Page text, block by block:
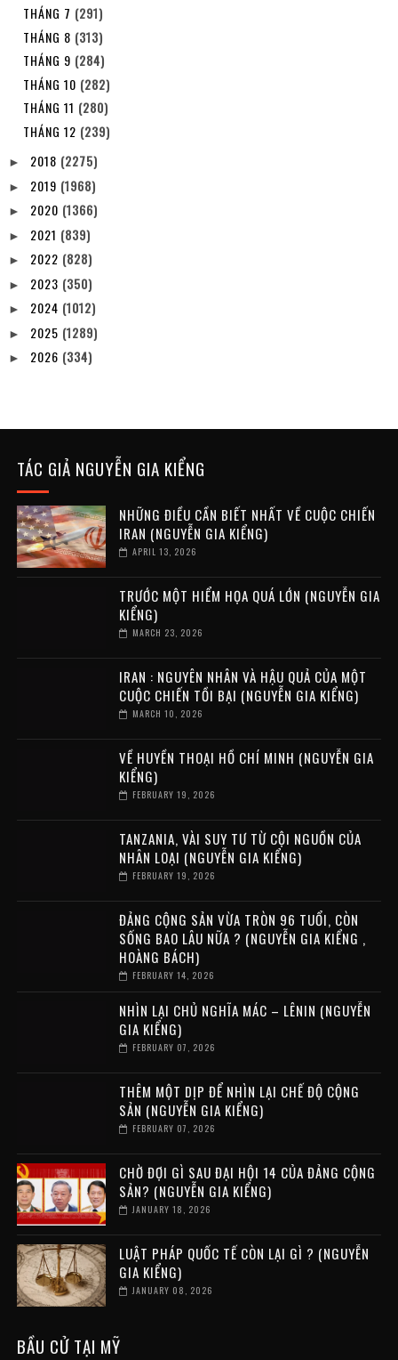
THÁNG 7 (291)
THÁNG 8 (313)
THÁNG 9 (284)
THÁNG 10 (282)
THÁNG 11 (280)
THÁNG 12 (239)
► 2018 (2275)
► 2019 (1968)
► 2020 (1366)
► 2021 (839)
► 2022 (828)
► 2023 (350)
► 2024 (1012)
► 2025 (1289)
► 2026 (334)
TÁC GIẢ NGUYỄN GIA KIỂNG
NHỮNG ĐIỀU CẦN BIẾT NHẤT VỀ CUỘC CHIẾN
IRAN (NGUYỄN GIA KIỂNG)
APRIL 13, 2026
TRƯỚC MỘT HIỂM HỌA QUÁ LỚN (NGUYỄN GIA
KIỂNG)
MARCH 23, 2026
IRAN : NGUYÊN NHÂN VÀ HẬU QUẢ CỦA MỘT
CUỘC CHIẾN TỒI BẠI (NGUYỄN GIA KIỂNG)
MARCH 10, 2026
VỀ HUYỀN THOẠI HỒ CHÍ MINH (NGUYỄN GIA
KIỂNG)
FEBRUARY 19, 2026
TANZANIA, VÀI SUY TƯ TỪ CỘI NGUỒN CỦA
NHÂN LOẠI (NGUYỄN GIA KIỂNG)
FEBRUARY 19, 2026
ĐẢNG CỘNG SẢN VỪA TRÒN 96 TUỔI, CÒN
SỐNG BAO LÂU NỮA ? (NGUYỄN GIA KIỂNG ,
HOÀNG BÁCH)
FEBRUARY 14, 2026
NHÌN LẠI CHỦ NGHĨA MÁC – LÊNIN (NGUYỄN
GIA KIỂNG)
FEBRUARY 07, 2026
THÊM MỘT DỊP ĐỂ NHÌN LẠI CHẾ ĐỘ CỘNG
SẢN (NGUYỄN GIA KIỂNG)
FEBRUARY 07, 2026
CHỜ ĐỢI GÌ SAU ĐẠI HỘI 14 CỦA ĐẢNG CỘNG
SẢN? (NGUYỄN GIA KIỂNG)
JANUARY 18, 2026
LUẬT PHÁP QUỐC TẾ CÒN LẠI GÌ ? (NGUYỄN
GIA KIỂNG)
JANUARY 08, 2026
BẦU CỬ TẠI MỸ